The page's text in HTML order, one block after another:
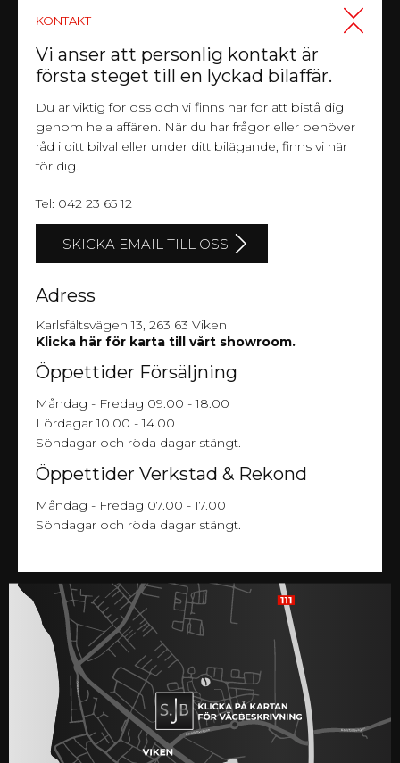
KONTAKT
Vi anser att personlig kontakt är
första steget till en lyckad bilaffär.
Du är viktig för oss och vi finns här för att bistå dig
genom hela affären. När du har frågor eller behöver
råd i ditt bilval eller under ditt bilägande, finns vi här
för dig.
Tel: 042 23 65 12
SKICKA EMAIL TILL OSS
Adress
Karlsfältsvägen 13, 263 63 Viken
Klicka här för karta till vårt showroom.
Öppettider Försäljning
Måndag - Fredag 09.00 - 18.00
Lördagar 10.00 - 14.00
Söndagar och röda dagar stängt.
Öppettider Verkstad & Rekond
Måndag - Fredag 07.00 - 17.00
Söndagar och röda dagar stängt.